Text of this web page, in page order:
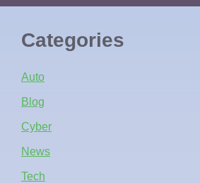
Categories
Auto
Blog
Cyber
News
Tech